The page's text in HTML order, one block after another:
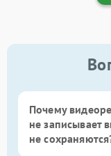
Почему
не записывает
не